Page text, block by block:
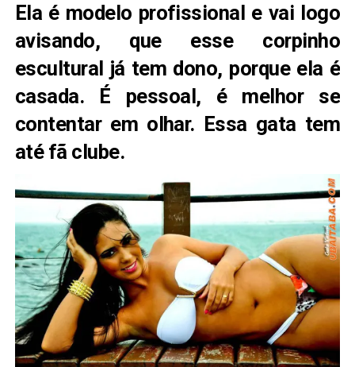
Ela é modelo profissional e vai logo
avisando, que esse corpinho
escultural já tem dono, porque ela é
casada. É pessoal, é melhor se
contentar em olhar. Essa gata tem
até fã clube.